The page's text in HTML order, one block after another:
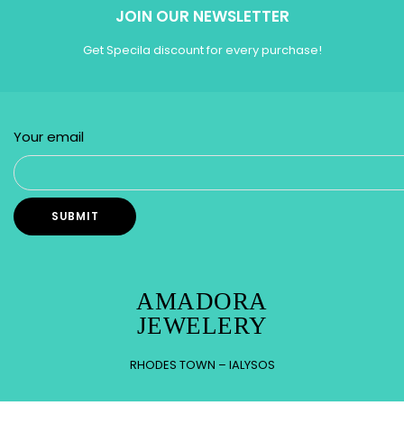
JOIN OUR NEWSLETTER
Get Specila discount for every purchase!
Your email
AMADORA
JEWELERY
RHODES TOWN – IALYSOS